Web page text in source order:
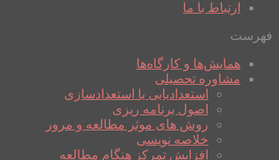
ارتباط با ما
فهرست
همایش‌ها و کارگاه‌ها
مشاوره تحصیلی
استعدادیابی یا استعدادسازی
اصول برنامه ریزی
روش های موثر مطالعه و مرور
خلاصه نویسی
افزایش تمرکز هنگام مطالعه